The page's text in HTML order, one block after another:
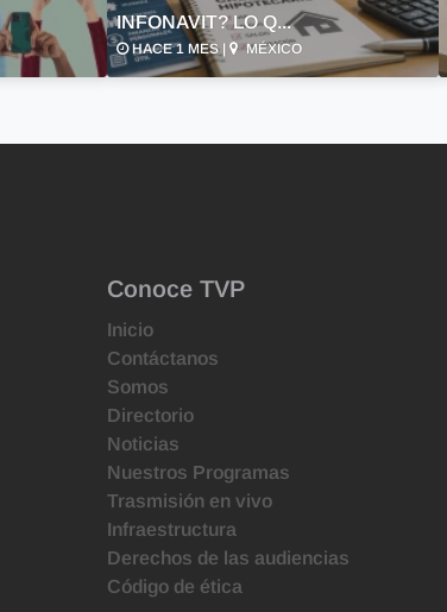
INFONAVIT? LO Q...
HACE 1 MES | MÉXICO
Conoce TVP
Inicio
Contáctanos
Somos
Directorio
Noticias
Nuestros Programas
Trasmisión en vivo
Infraestructura
Derechos de las audiencias
Código de ética